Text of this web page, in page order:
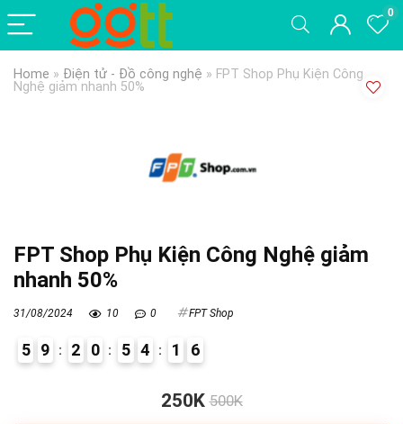
0
Home » Điện tử - Đồ công nghệ » FPT Shop Phụ Kiện Công
Nghệ giảm nhanh 50%
FPT Shop Phụ Kiện Công Nghệ giảm
nhanh 50%
31/08/2024 10 0 FPT Shop
5 9 2 0 5 4 1 6
250K 500K